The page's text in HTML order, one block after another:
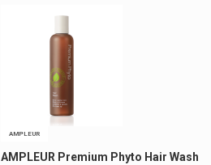
AMPLEUR
AMPLEUR Premium Phyto Hair Wash